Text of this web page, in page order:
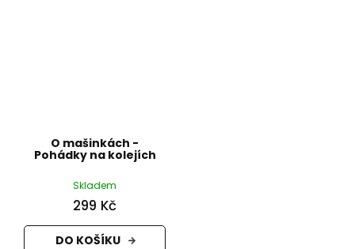
O mašinkách -
Pohádky na kolejích
Skladem
299 Kč
DO KOŠÍKU